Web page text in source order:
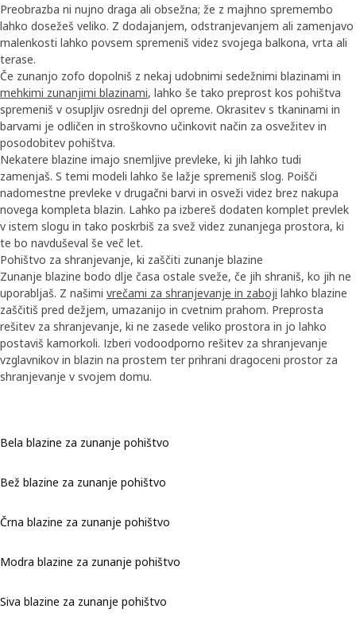
Preobrazba ni nujno draga ali obsežna; že z majhno spremembo
lahko dosežeš veliko. Z dodajanjem, odstranjevanjem ali zamenjavo
malenkosti lahko povsem spremeniš videz svojega balkona, vrta ali
terase.
Če zunanjo zofo dopolniš z nekaj udobnimi sedežnimi blazinami in
mehkimi zunanjimi blazinami, lahko še tako preprost kos pohištva
spremeniš v osupljiv osrednji del opreme. Okrasitev s tkaninami in
barvami je odličen in stroškovno učinkovit način za osvežitev in
posodobitev pohištva.
Nekatere blazine imajo snemljive prevleke, ki jih lahko tudi
zamenjaš. S temi modeli lahko še lažje spremeniš slog. Poišči
nadomestne prevleke v drugačni barvi in osveži videz brez nakupa
novega kompleta blazin. Lahko pa izbereš dodaten komplet prevlek
v istem slogu in tako poskrbiš za svež videz zunanjega prostora, ki
te bo navduševal še več let.
Pohištvo za shranjevanje, ki zaščiti zunanje blazine
Zunanje blazine bodo dlje časa ostale sveže, če jih shraniš, ko jih ne
uporabljaš. Z našimi vrečami za shranjevanje in zaboji lahko blazine
zaščitiš pred dežjem, umazanijo in cvetnim prahom. Preprosta
rešitev za shranjevanje, ki ne zasede veliko prostora in jo lahko
postaviš kamorkoli. Izberi vodoodporno rešitev za shranjevanje
vzglavnikov in blazin na prostem ter prihrani dragoceni prostor za
shranjevanje v svojem domu.
Bela blazine za zunanje pohištvo
Bež blazine za zunanje pohištvo
Črna blazine za zunanje pohištvo
Modra blazine za zunanje pohištvo
Siva blazine za zunanje pohištvo